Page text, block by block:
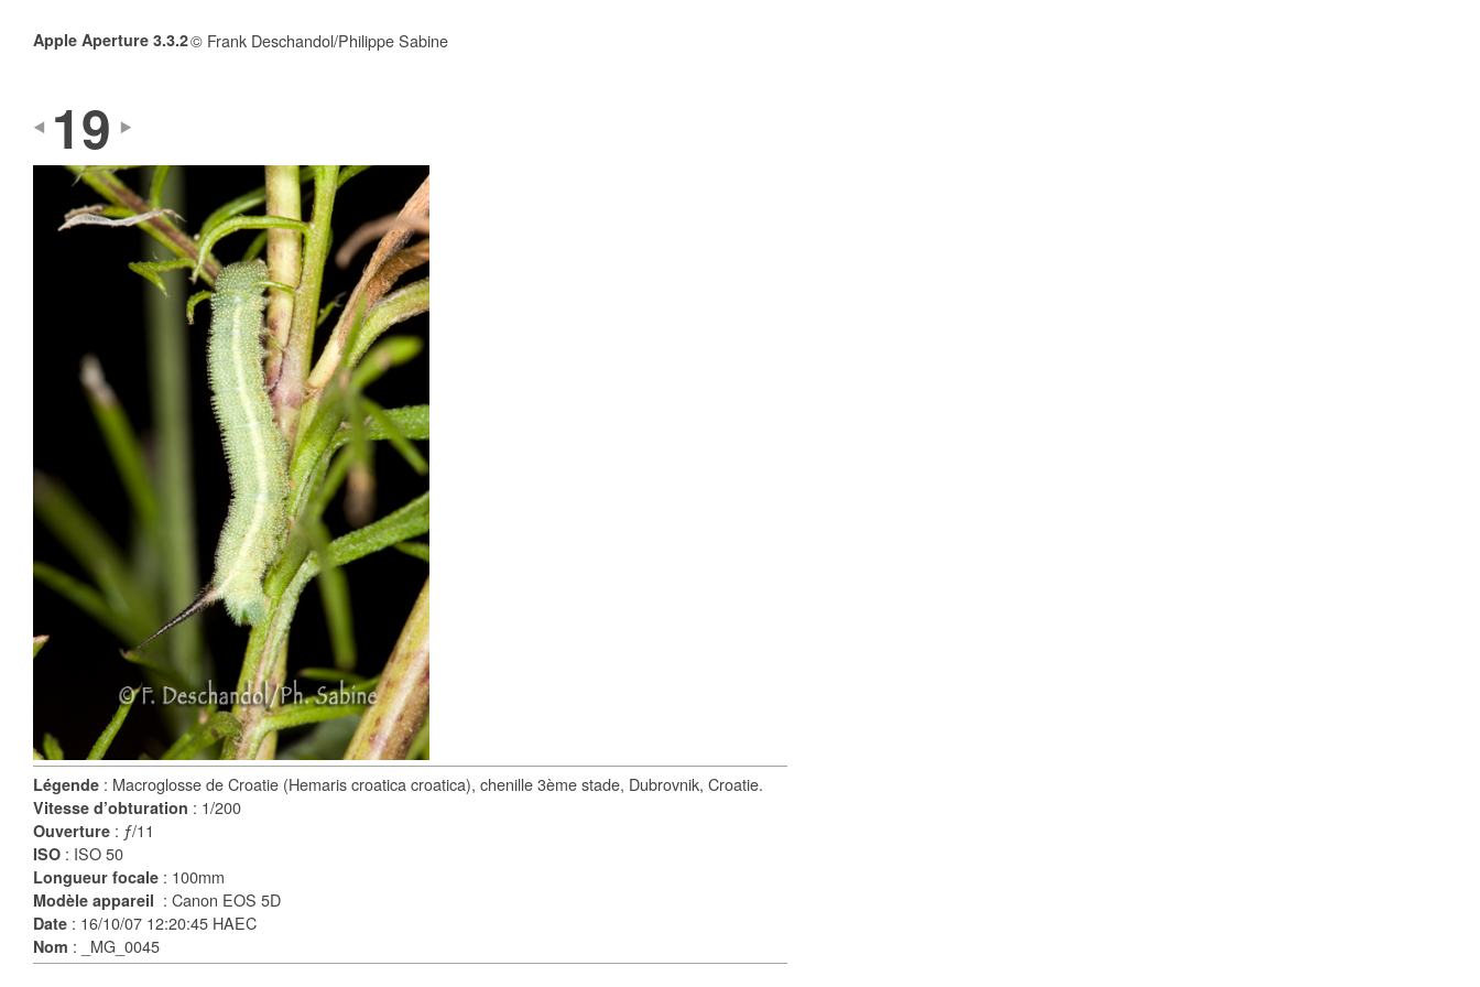
Apple Aperture 3.3.2© Frank Deschandol/Philippe Sabine
19
Légende : Macroglosse de Croatie (Hemaris croatica croatica), chenille 3ème stade, Dubrovnik, Croatie.
Vitesse d’obturation : 1/200
Ouverture : ƒ/11
ISO : ISO 50
Longueur focale : 100mm
Modèle appareil : Canon EOS 5D
Date : 16/10/07 12:20:45 HAEC
Nom : _MG_0045